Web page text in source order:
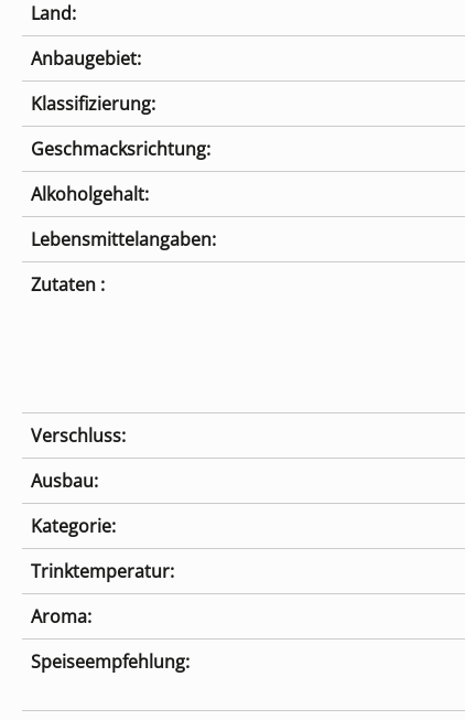
Ausbau:
Kategorie:
Lebensmittelangaben:
Trinktemperatur:
Land:
Anbaugebiet:
Geschmacksrichtung:
Alkoholgehalt:
Klassifizierung:
Aroma:
Verschluss:
Speiseempfehlung:
Zutaten :